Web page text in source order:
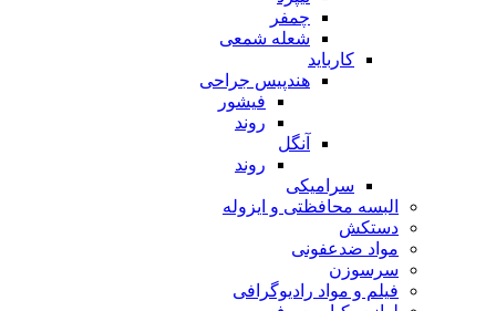
چمفر
شعله شمعی
کارباید
هندپیس جراحی
فیشور
روند
آنگل
روند
سرامیکی
البسه محافظتی و ایزوله
دستکش
مواد ضدعفونی
سرسوزن
فیلم و مواد رادیوگرافی